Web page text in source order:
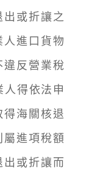
或折讓之
進口貨物
反營業稅
得依法申
海關核退
進項稅額
或折讓而